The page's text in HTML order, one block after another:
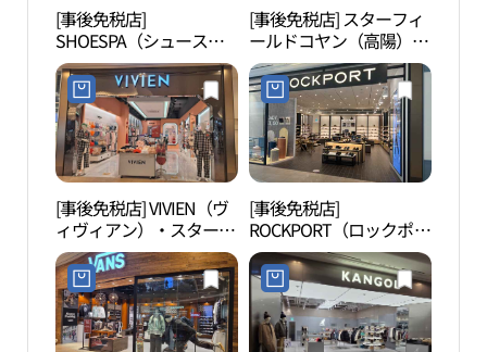
[事後免税店]
SHOESPA（シュース
パ）・スターフィールド
コヤン（高陽）店(슈스
파 스타필드 고양점)
[事後免税店] スターフィ
ールドコヤン（高陽）店
(스타필드 고양점)
[事後免税店] VIVIEN（ヴ
ィヴィアン）・スターフ
ィールドコヤン（高陽）
店(비비안 스타필드 고양
점)
[事後免税店]
ROCKPORT（ロックポー
ト）・スターフィールド
コヤン（高陽）店(락포
트 스타필드 고양점)